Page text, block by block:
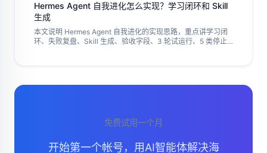
Hermes Agent 自我进化怎么实现？学习闭环和 Skill
生成
本文说明 Hermes Agent 自我进化的实现思路，重点讲学习闭
环、失败复盘、Skill 生成、验收字段、3 轮试运行、5 类停止
免费试用一个月
开始第一个帐号，用AI智能体解决海